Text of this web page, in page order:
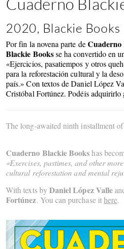
2020, Blackie Books
Por fin la novena parte deCuaderno
Blackie Booksse ha convertido en
«Ejercicios, pasatiempos y otros
para la reforestación cultural y la
país.» Con textos de Daniel López
Cristóbal Fortúnez. Podéis adquirirlo
The long-awaited ninth installment of
Cuaderno Blackie Bookshas
«Exercises, pastimes, and other
cultural reforestation and mental
With texts byDaniel López Valle
Fortúnez. You can purchase ithere.